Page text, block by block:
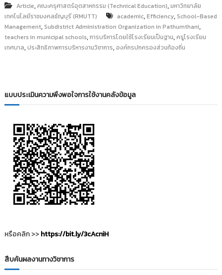
Article,คณะครุศาสตร์อุตสาหกรรม (Technical Education),มหาวิทยาลัย
เทคโนโลยีราชมงคลธัญบุรี (RMUTT)
academic,Efficiency, School-Based
Management, Subdistrict Administration Organization in Pathumthani,
teachers in municipal schools,การบริหารโดยใช้โรงเรียนเป็นฐาน,ครูโรงเรียน
เทศบาล,ประสิทธิภาพการบริหารงานวิชาการ,องค์กรปกครองส่วนท้องถิ่น
แบบประเมินความพึงพอใจการใช้งานคลังข้อมูล
หรือคลิก >>https://bit.ly/3cAcniH
สืบค้นผลงานทางวิชาการ